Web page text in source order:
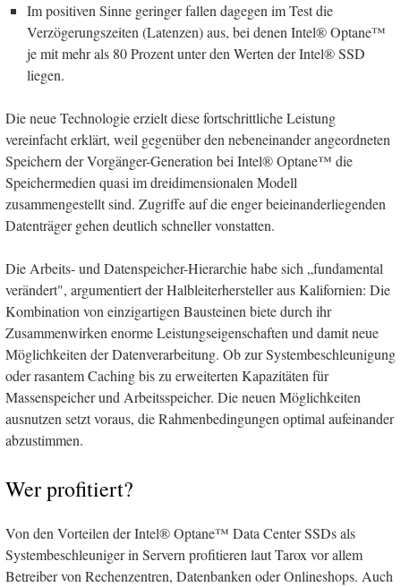
Im positiven Sinne geringer fallen dagegen im Test die
Verzögerungszeiten (Latenzen) aus, bei denen Intel® Optane™
je mit mehr als 80 Prozent unter den Werten der Intel® SSD
liegen.
Die neue Technologie erzielt diese fortschrittliche Leistung
vereinfacht erklärt, weil gegenüber den nebeneinander angeordneten
Speichern der Vorgänger-Generation bei Intel® Optane™ die
Speichermedien quasi im dreidimensionalen Modell
zusammengestellt sind. Zugriffe auf die enger beieinanderliegenden
Datenträger gehen deutlich schneller vonstatten.
Die Arbeits- und Datenspeicher-Hierarchie habe sich „fundamental
verändert", argumentiert der Halbleiterhersteller aus Kalifornien: Die
Kombination von einzigartigen Bausteinen biete durch ihr
Zusammenwirken enorme Leistungseigenschaften und damit neue
Möglichkeiten der Datenverarbeitung. Ob zur Systembeschleunigung
oder rasantem Caching bis zu erweiterten Kapazitäten für
Massenspeicher und Arbeitsspeicher. Die neuen Möglichkeiten
ausnutzen setzt voraus, die Rahmenbedingungen optimal aufeinander
abzustimmen.
Wer profitiert?
Von den Vorteilen der Intel® Optane™ Data Center SSDs als
Systembeschleuniger in Servern profitieren laut Tarox vor allem
Betreiber von Rechenzentren, Datenbanken oder Onlineshops. Auch